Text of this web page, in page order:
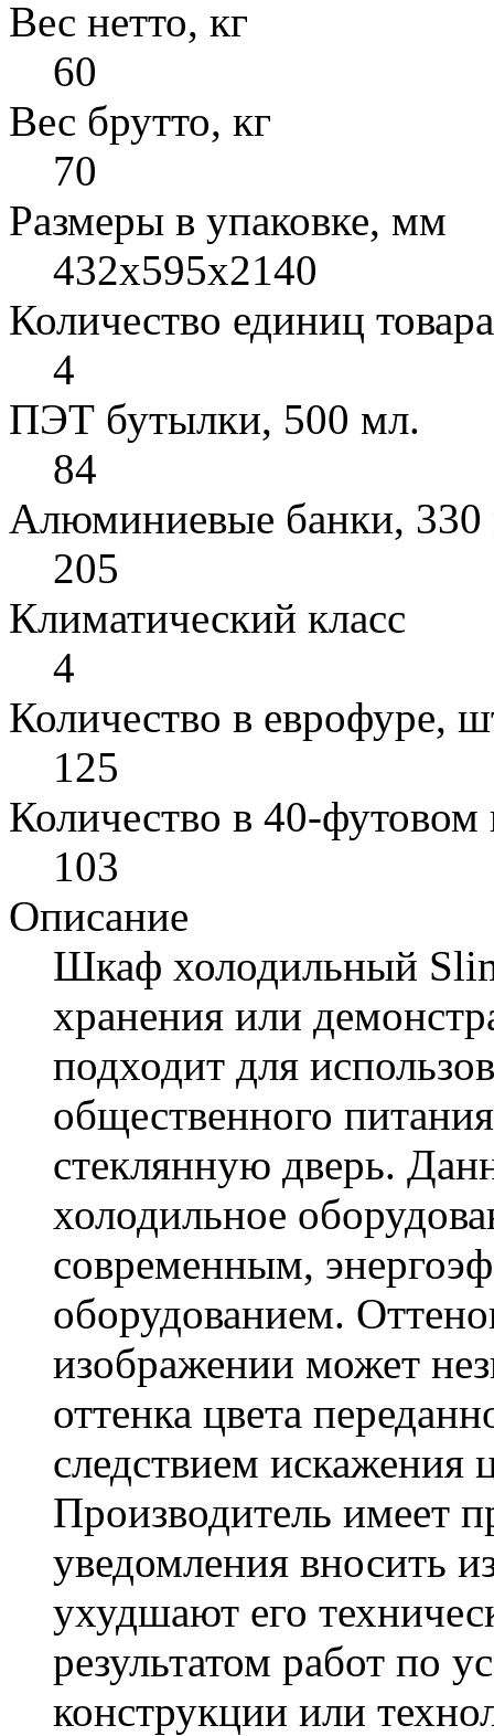
Вес нетто, кг
60
Вес брутто, кг
70
Размеры в упаковке, мм
432х595х2140
Количество единиц
4
ПЭТ бутылки, 500 мл.
84
Алюминиевые банки, 330
205
Климатический класс
4
Количество в еврофуре,
125
Количество в 40-футовом
103
Описание
Шкаф холодильный
хранения или
подходит для
общественного
стеклянную дверь.
холодильное
современным,
оборудованием.
изображении может
оттенка цвета
следствием искажения
Производитель имеет
уведомления вносить
ухудшают его
результатом работ по
конструкции или